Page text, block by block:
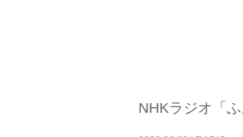
NHKラジオ「